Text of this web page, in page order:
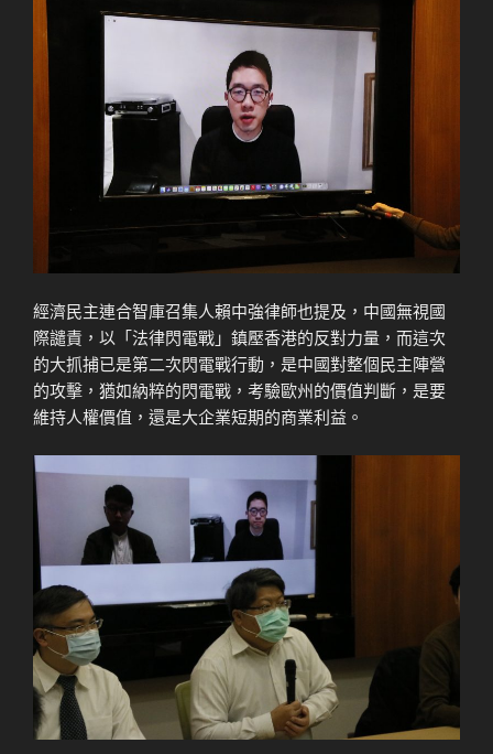
經濟民主連合智庫召集人賴中強律師也提及，中國無視國
際譴責，以「法律閃電戰」鎮壓香港的反對力量，而這次
的大抓捕已是第二次閃電戰行動，是中國對整個民主陣營
的攻擊，猶如納粹的閃電戰，考驗歐州的價值判斷，是要
維持人權價值，還是大企業短期的商業利益。